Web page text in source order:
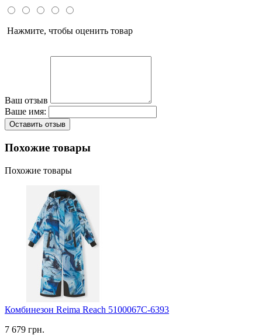
Нажмите, чтобы оценить товар
Ваш отзыв
Ваше имя:
Оставить отзыв
Похожие товары
Похожие товары
Комбинезон Reima Reach 5100067C-6393
7 679 грн.